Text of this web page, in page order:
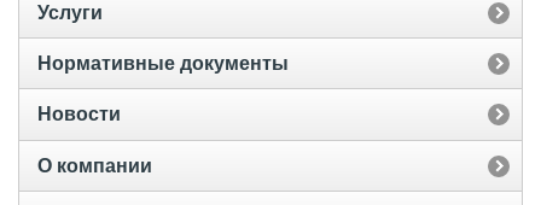
Услуги
Нормативные документы
Новости
О компании